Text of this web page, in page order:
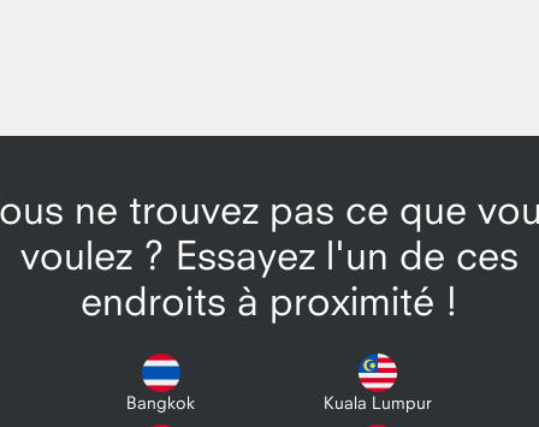
ne trouvez pas ce que
voulez ? Essayez l'un de ces
endroits à proximité !
Bangkok Kuala Lumpur